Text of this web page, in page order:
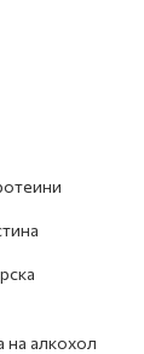
алкохол